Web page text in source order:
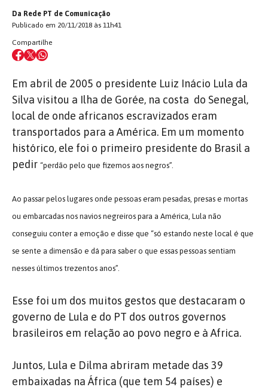
Da Rede PT de Comunicação
Publicado em 20/11/2018 às 11h41
Compartilhe
Em abril de 2005 o presidente Luiz Inácio Lula da
Silva visitou a Ilha de Gorée, na costa do Senegal,
local de onde africanos escravizados eram
transportados para a América. Em um momento
histórico, ele foi o primeiro presidente do Brasil a
pedir “perdão pelo que fizemos aos negros”.
Ao passar pelos lugares onde pessoas eram pesadas, presas e mortas
ou embarcadas nos navios negreiros para a América, Lula não
conseguiu conter a emoção e disse que “só estando neste local é que
se sente a dimensão e dá para saber o que essas pessoas sentiam
nesses últimos trezentos anos”.
Esse foi um dos muitos gestos que destacaram o
governo de Lula e do PT dos outros governos
brasileiros em relação ao povo negro e à Africa.
Juntos, Lula e Dilma abriram metade das 39
embaixadas na África (que tem 54 países) e